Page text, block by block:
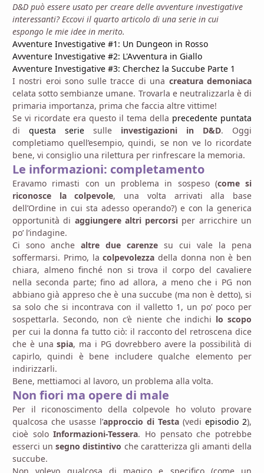
D&D può essere usato per creare delle avventure investigative
interessanti? Eccovi il quarto articolo di una serie in cui
espongo le mie idee in merito.
Avventure Investigative #1: Un Dungeon in Rosso
Avventure Investigative #2: L'Avventura in Giallo
Avventure Investigative #3: Cherchez la Succube Parte 1
I nostri eroi sono sulle tracce di una creatura demoniaca
celata sotto sembianze umane. Trovarla e neutralizzarla è di
primaria importanza, prima che faccia altre vittime!
Se vi ricordate era questo il tema della precedente puntata
di questa serie sulle investigazioni in D&D. Oggi
completiamo quell’esempio, quindi, se non ve lo ricordate
bene, vi consiglio una rilettura per rinfrescare la memoria.
Le informazioni: completamento
Eravamo rimasti con un problema in sospeso (come si
riconosce la colpevole, una volta arrivati alla base
dell’Ordine in cui sta adesso operando?) e con la generica
opportunità di aggiungere altri percorsi per arricchire un
po’ l’indagine.
Ci sono anche altre due carenze su cui vale la pena
soffermarsi. Primo, lacolpevolezza della donna non è ben
chiara, almeno finché non si trova il corpo del cavaliere
nella seconda parte; fino ad allora, a meno che i PG non
abbiano già appreso che è una succube (ma non è detto), si
sa solo che si incontrava con il valletto 1, un po’ poco per
sospettarla. Secondo, non c’è niente che indichi lo scopo
per cui la donna fa tutto ciò: il racconto del retroscena dice
che è unaspia, ma i PG dovrebbero avere la possibilità di
capirlo, quindi è bene includere qualche elemento per
indirizzarli.
Bene, mettiamoci al lavoro, un problema alla volta.
Non fiori ma opere di male
Per il riconoscimento della colpevole ho voluto provare
qualcosa che usasse l’approccio di Testa (vedi episodio 2),
cioè soloInformazioni-Tessera. Ho pensato che potrebbe
esserci unsegno distintivo che caratterizza gli amanti della
succube.
Non volevo qualcosa di magico e specifico (come un